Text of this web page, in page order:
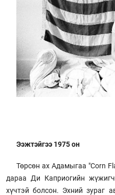
Ээжтэйгээ 1975 он
Төрсөн ах Адамыгаа "Corn
дараа Ди Каприогийн
хүчтэй болсон. Эхний зураг